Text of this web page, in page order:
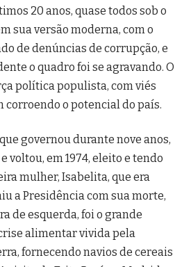
20 anos, quase todos sob o
sua versão moderna, com o
de denúncias de corrupção, e
o quadro foi se agravando. O
política populista, com viés
corroendo o potencial do país.
governou durante nove anos,
voltou, em 1974, eleito e tendo
mulher, Isabelita, que era
a Presidência com sua morte,
de esquerda, foi o grande
alimentar vivida pela
fornecendo navios de cereais